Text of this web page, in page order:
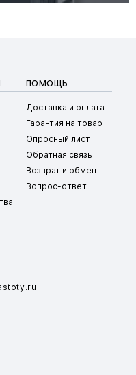
ПОМОЩЬ
Доставка и оплата
Гарантия на товар
Опросный лист
Обратная связь
Возврат и обмен
Вопрос-ответ